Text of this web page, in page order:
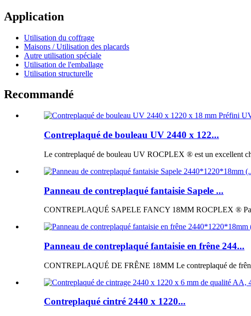
Application
Utilisation du coffrage
Maisons / Utilisation des placards
Autre utilisation spéciale
Utilisation de l'emballage
Utilisation structurelle
Recommandé
Contreplaqué de bouleau UV 2440 x 122...
Le contreplaqué de bouleau UV ROCPLEX ® est un excellent
Panneau de contreplaqué fantaisie Sapele ...
CONTREPLAQUÉ SAPELE FANCY 18MM ROCPLEX ®
Panneau de contreplaqué fantaisie en frêne 244...
CONTREPLAQUÉ DE FRÊNE 18MM Le contreplaqué de
Contreplaqué cintré 2440 x 1220...